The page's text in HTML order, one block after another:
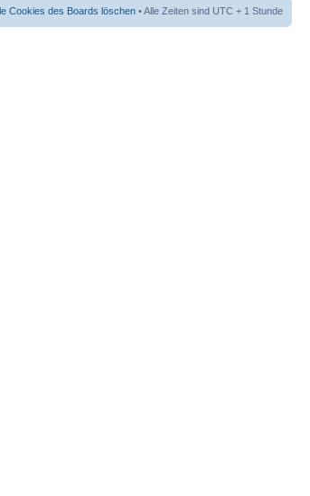
Cookies des Boards löschen • Alle Zeiten sind UTC + 1 Stunde